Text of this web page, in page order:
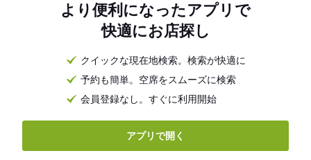
より便利になったアプリで
快適にお店探し
クイックな現在地検索。検索が快適に
予約も簡単。空席をスムーズに検索
会員登録なし。すぐに利用開始
アプリで開く